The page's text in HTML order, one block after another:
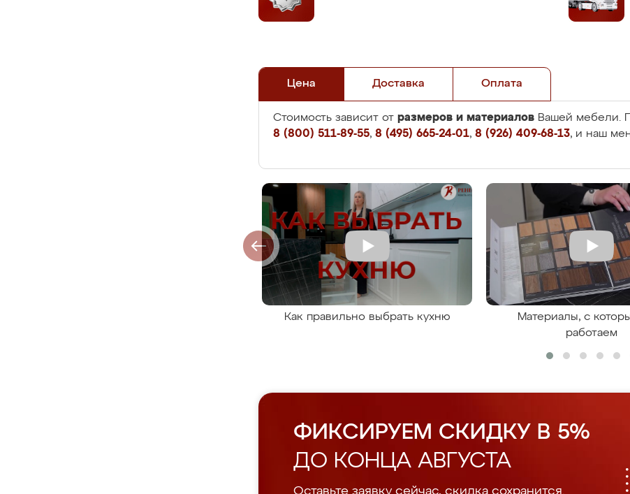
Цена Доставка Оплата
Стоимость зависит от размеров и материалов Вашей мебели.
8 (800) 511-89-55, 8 (495) 665-24-01, 8 (926) 409-68-13, и наш
Как правильно выбрать кухню
Материалы, с
работаем
ФИКСИРУЕМ СКИДКУ В 5%
ДО КОНЦА АВГУСТА
Оставьте заявку сейчас, скидка сохранится.